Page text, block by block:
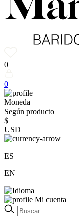
0
0
Moneda
Según producto
$
USD
ES
EN
Mi cuenta